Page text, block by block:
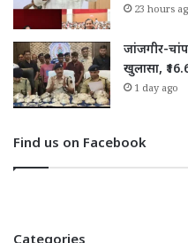
23 hours
जांजगीर-
खुलासा,
1 day ago
Find us on Facebook